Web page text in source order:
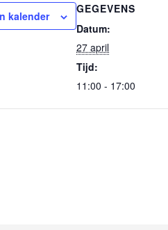
kalender
GEGEVENS
Datum:
27 april
Tijd:
11:00 - 17:00